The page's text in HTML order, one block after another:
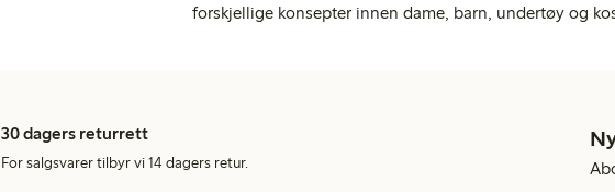
forskjellige konsepter innen dame, barn, undertøy og
30 dagers returrett
For salgsvarer tilbyr vi 14 dagers retur.